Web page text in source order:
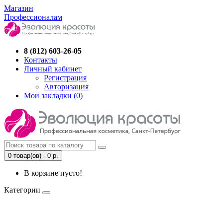
Магазин
Профессионалам
8 (812) 603-26-05
Контакты
Личный кабинет
Регистрация
Авторизация
Мои закладки (0)
0 товар(ов) - 0 р.
В корзине пусто!
Категории